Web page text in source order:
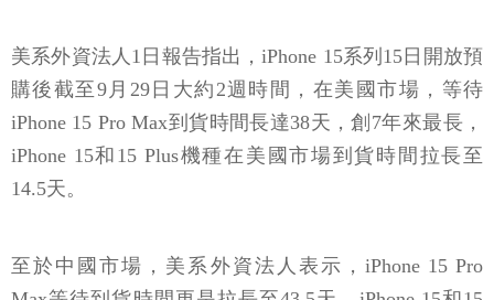
美系外資法人1日報告指出，iPhone 15系列15日開放預
購後截至9月29日大約2週時間，在美國市場，等待
iPhone 15 Pro Max到貨時間長達38天，創7年來最長，
iPhone 15和15 Plus機種在美國市場到貨時間拉長至
14.5天。
至於中國市場，美系外資法人表示，iPhone 15 Pro